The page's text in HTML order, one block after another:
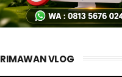
RIMAWAN VLOG